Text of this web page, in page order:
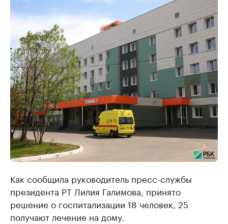
Как сообщила руководитель пресс-службы
президента РТ Лилия Галимова, принято
решение о госпитализации 18 человек, 25
получают лечение на дому.